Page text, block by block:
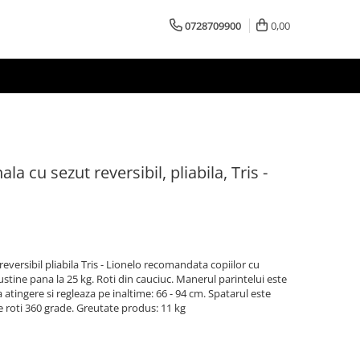
0728709900 0,00
cu sezut reversibil, pliabila, Tris -
pliabila Tris - Lionelo recomandata copiilor cu
pana la 25 kg. Roti din cauciuc. Manerul parintelui este
si regleaza pe inaltime: 66 - 94 cm. Spatarul este
roti 360 grade. Greutate produs: 11 kg